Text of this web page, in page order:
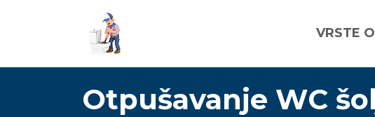
VRSTE
Otpušavanje WC